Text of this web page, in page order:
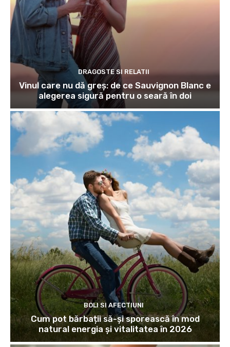
DRAGOSTE SI RELATII
Vinul care nu dă greș: de ce Sauvignon Blanc e
alegerea sigură pentru o seară în doi
BOLI SI AFECTIUNI
Cum pot bărbații să-și sporească în mod
natural energia și vitalitatea în 2026